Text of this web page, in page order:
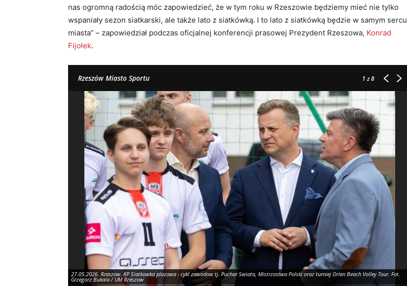
nas ogromną radością móc zapowiedzieć, że w tym roku w Rzeszowie będziemy mieć nie tylko
wspaniały sezon siatkarski, ale także lato z siatkówką. I to lato z siatkówką będzie w samym sercu
miasta” – zapowiedział podczas oficjalnej konferencji prasowej Prezydent Rzeszowa, Konrad
Fijołek.
Rzeszów Miasto Sportu 1z 8
27.05.2026. Rzeszow. KP Siatkowka plazowa - cykl zawodow tj. Puchar Swiata, Mistrzostwa Polski oraz turniej Orlen Beach Volley Tour. Fot.
Grzegorz Bukala / UM Rzeszow